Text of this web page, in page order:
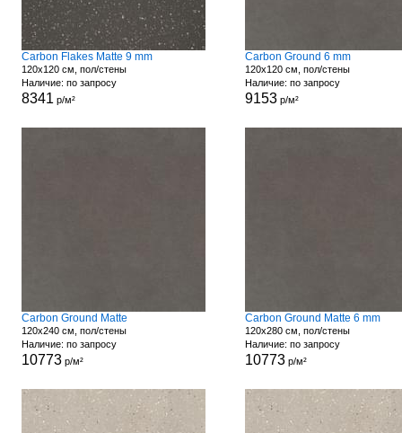
Carbon Flakes Matte 9 mm
120x120 см, пол/стены
Наличие: по запросу
8341 р/м²
Carbon Ground 6 mm
120x120 см, пол/стены
Наличие: по запросу
9153р/м²
Carbon Ground Matte
120x240 см, пол/стены
Наличие: по запросу
10773р/м²
Carbon Ground Matte 6 mm
120x280 см, пол/стены
Наличие: по запросу
10773р/м²